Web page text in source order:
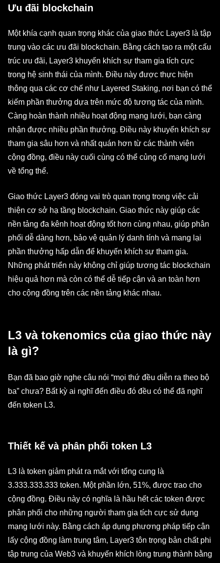
Ưu đãi blockchain
Một khía cạnh quan trọng khác của giao thức Layer3 là tập
trung vào các ưu đãi blockchain. Bằng cách tạo ra một cấu
trúc ưu đãi, Layer3 khuyến khích sự tham gia tích cực
trong hệ sinh thái của mình. Điều này được thực hiện
thông qua các cơ chế như Layered Staking, nơi bạn có thể
kiếm phần thưởng dựa trên mức độ tương tác của mình.
Càng hoàn thành nhiều hoạt động mạng lưới, bạn càng
nhận được nhiều phần thưởng. Điều này khuyến khích sự
tham gia sâu hơn và nhất quán hơn từ các thành viên
cộng đồng, điều này cuối cùng có thể củng cố mạng lưới
về tổng thể.
Giao thức Layer3 đóng vai trò quan trọng trong việc cải
thiện cơ sở hạ tầng blockchain. Giao thức này giúp các
nền tảng đa kênh hoạt động tốt hơn cùng nhau, giúp phân
phối dễ dàng hơn, bảo vệ quản lý danh tính và mang lại
phần thưởng hấp dẫn để khuyến khích sự tham gia.
Những phát triển này không chỉ giúp tương tác blockchain
hiệu quả hơn mà còn có thể dễ tiếp cận và an toàn hơn
cho cộng đồng trên các nền tảng khác nhau.
L3 và tokenomics của giao thức này
là gì?
Bạn đã bao giờ nghe câu nói “mọi thứ đều diễn ra theo bộ
ba” chưa? Bất kỳ ai nghĩ đến điều đó đều có thể đã nghĩ
đến token L3.
Thiết kế và phân phối token L3
L3 là token giảm phát ra mắt với tổng cung là
3.333.333.333 token. Một phần lớn, 51%, được trao cho
cộng đồng. Điều này có nghĩa là hầu hết các token được
phân phối cho những người tham gia tích cực sử dụng
mạng lưới này. Bằng cách áp dụng phương pháp tiếp cận
lấy cộng đồng làm trung tâm, Layer3 tôn trọng bản chất phi
tập trung của Web3 và khuyến khích lòng trung thành bằng